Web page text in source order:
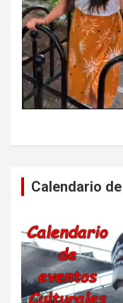
Calendario